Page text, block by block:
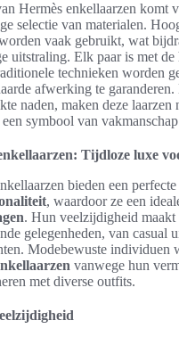
Hermès enkellaarzen komt
selectie van materialen.
vaak gebruikt, wat
uitstraling. Elk paar is met de
technieken worden
afwerking te
naden, maken deze laarzen
symbool van
Tijdloze luxe
bieden een
, waardoor ze een
. Hun veelzijdigheid
gelegenheden, van casual
Modebewuste individuen
vanwege hun
met diverse outfits.